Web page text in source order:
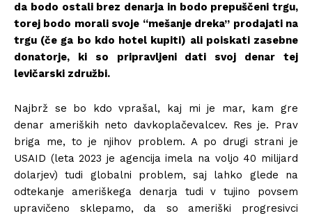
da bodo ostali brez denarja in bodo prepuščeni trgu,
torej bodo morali svoje “mešanje dreka” prodajati na
trgu (če ga bo kdo hotel kupiti) ali poiskati zasebne
donatorje, ki so pripravljeni dati svoj denar tej
levičarski združbi.
Najbrž se bo kdo vprašal, kaj mi je mar, kam gre
denar ameriških neto davkoplačevalcev. Res je. Prav
briga me, to je njihov problem. A po drugi strani je
USAID (leta 2023 je agencija imela na voljo 40 milijard
dolarjev) tudi globalni problem, saj lahko glede na
odtekanje ameriškega denarja tudi v tujino povsem
upravičeno sklepamo, da so ameriški progresivci